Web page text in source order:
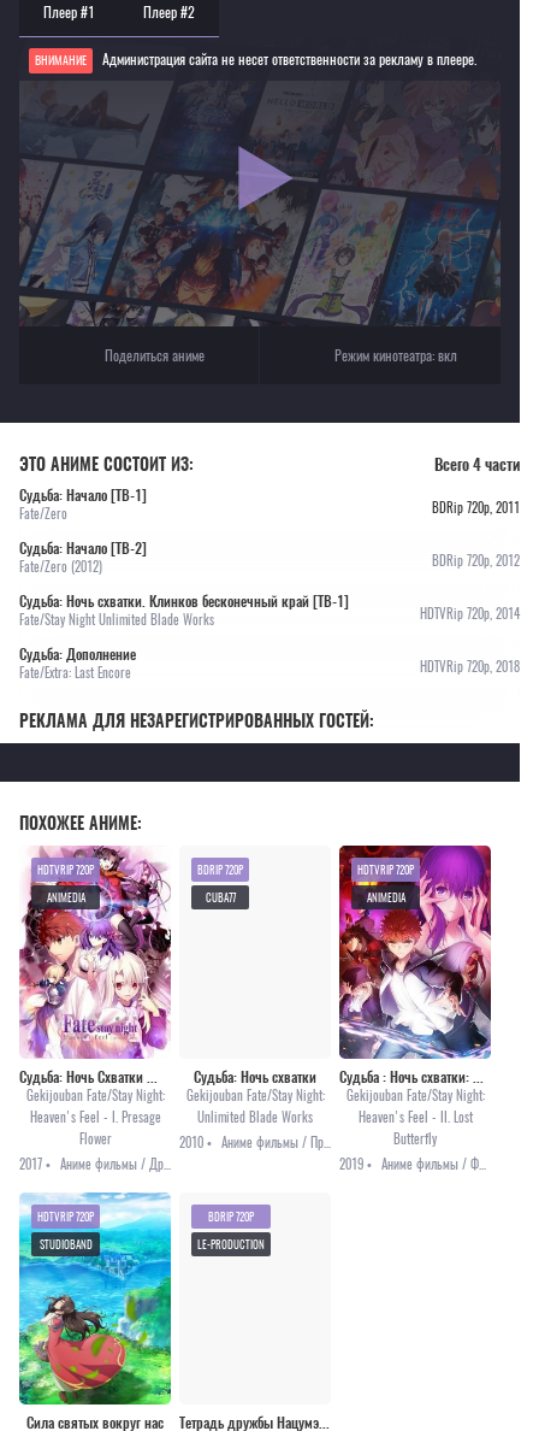
Плеер #1 Плеер #2
ВНИМАНИЕ Администрация сайта не несет ответственности за рекламу в плеере.
Если видео не работает, обновите страницу или выберите другой плеер!
Для просмотра некоторых аниме необходимо установить VPN
Текущее воспроизведение：Судьба: Начало [ТВ-1]
Поделиться аниме Режим кинотеатра:вкл
ЭТО АНИМЕ СОСТОИТ ИЗ:
Всего 4 части
Судьба: Начало [ТВ-1]
Fate/Zero BDRip 720p, 2011
Судьба: Начало [ТВ-2]
Fate/Zero (2012) BDRip 720p, 2012
Судьба: Ночь схватки. Клинков бесконечный край [ТВ-1]
Fate/Stay Night Unlimited Blade Works HDTVRip 720p, 2014
Судьба: Дополнение
Fate/Extra: Last Encore HDTVRip 720p, 2018
РЕКЛАМА ДЛЯ НЕЗАРЕГИСТРИРОВАННЫХ ГОСТЕЙ:
ПОХОЖЕЕ АНИМЕ:
Gekijouban Fate/Stay Night:
Heaven's Feel - I. Presage
Flower
2017 •
HDTVRIP 720P
ANIMEDIA
Судьба: Ночь схватки
Gekijouban Fate/Stay Night:
Unlimited Blade Works
2010 •
BDRIP 720P
CUBA77
Gekijouban Fate/Stay Night:
Heaven's Feel - II. Lost
Butterfly
2019 •
HDTVRIP 720P
ANIMEDIA
Сила святых вокруг нас
HDTVRIP 720P
STUDIOBAND
Тетрадь дружбы Нацумэ (первый сезон)
BDRIP 720P
LE-PRODUCTION